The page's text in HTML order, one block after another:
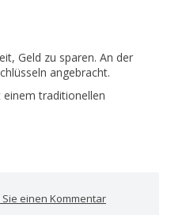
Geld zu sparen. An der
angebracht.
einem traditionellen
einen Kommentar